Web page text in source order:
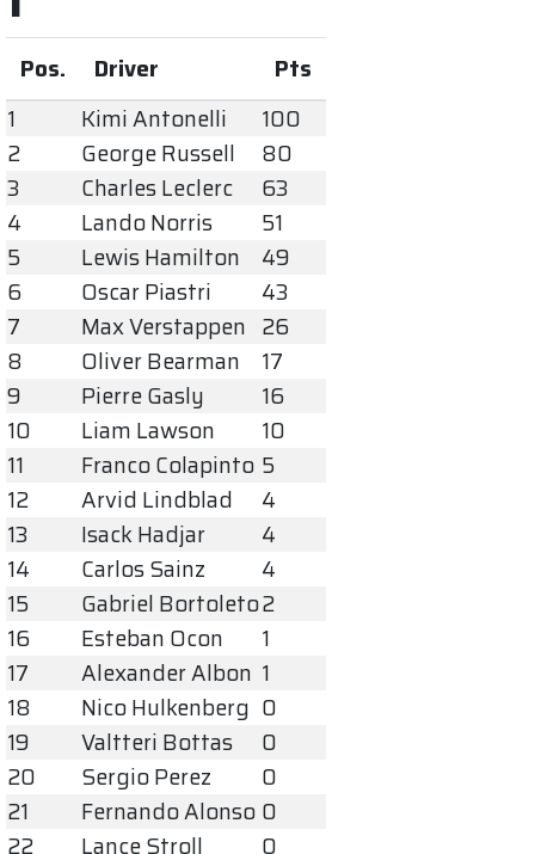
Pos. Driver
Pts
1
Kimi Antonelli
100
2
George Russell
80
3
Charles Leclerc
63
4
Lando Norris
51
5
Lewis Hamilton
49
6
Oscar Piastri
43
7
Max Verstappen 26
8
Oliver Bearman
17
9
Pierre Gasly
16
10
Liam Lawson
10
11
Franco Colapinto 5
12
Arvid Lindblad
4
13
Isack Hadjar
4
14
Carlos Sainz
4
15
Gabriel Bortoleto2
16
Esteban Ocon
1
17
Alexander Albon 1
18
Nico Hulkenberg 0
19
Valtteri Bottas
0
20
Sergio Perez
0
21
Fernando Alonso 0
22
Lance Stroll 0